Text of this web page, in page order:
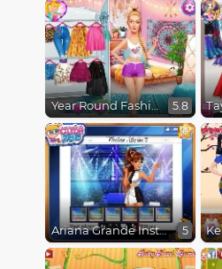
Year Round Fashionista Gigi Hadid 5.8
Ariana Grande Insta Stories 5